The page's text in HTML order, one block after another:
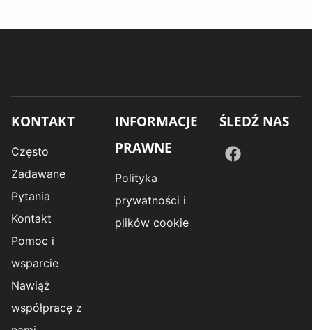
KONTAKT
Często
Zadawane
Pytania
Kontakt
Pomoc i
wsparcie
Nawiąż
współpracę z
INFORMACJE
PRAWNE
Polityka
prywatności i
plików cookie
ŚLEDŹ NAS